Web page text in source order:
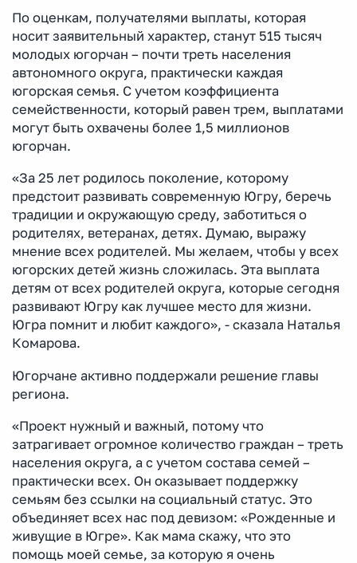
По оценкам, получателями выплаты, которая
носит заявительный характер, станут 515 тысяч
молодых югорчан – почти треть населения
автономного округа, практически каждая
югорская семья. С учетом коэффициента
семейственности, который равен трем, выплатами
могут быть охвачены более 1,5 миллионов
югорчан.
«За 25 лет родилось поколение, которому
предстоит развивать современную Югру, беречь
традиции и окружающую среду, заботиться о
родителях, ветеранах, детях. Думаю, выражу
мнение всех родителей. Мы желаем, чтобы у всех
югорских детей жизнь сложилась. Эта выплата
детям от всех родителей округа, которые сегодня
развивают Югру как лучшее место для жизни.
Югра помнит и любит каждого», - сказала Наталья
Комарова.
Югорчане активно поддержали решение главы
региона.
«Проект нужный и важный, потому что
затрагивает огромное количество граждан – треть
населения округа, а с учетом состава семей –
практически всех. Он оказывает поддержку
семьям без ссылки на социальный статус. Это
объединяет всех нас под девизом: «Рожденные и
живущие в Югре». Как мама скажу, что это
помощь моей семье, за которую я очень